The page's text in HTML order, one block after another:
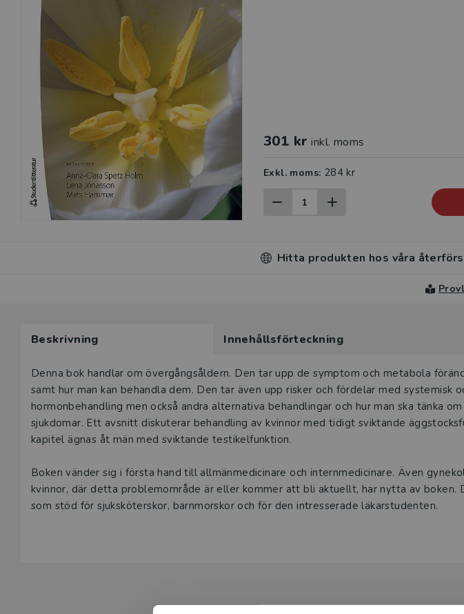
301 kr inkl. moms
Exkl. moms: 284 kr
Hitta produkten hos våra
Beskrivning Innehållsförteckning
Beskrivning
Denna bok handlar om övergångsåldern. Den tar upp de symptom och metabola
samt hur man kan behandla dem. Den tar även upp risker och fördelar med systemisk
hormonbehandling men också andra alternativa behandlingar och hur man ska tänka
sjukdomar. Ett avsnitt diskuterar behandling av kvinnor med tidigt sviktande
kapitel ägnas åt män med sviktande testikelfunktion.
Boken vänder sig i första hand till allmänmedicinare och intern­medicinare. Även
kvinnor, där detta problemområde är eller kommer att bli aktuellt, har nytta av boken.